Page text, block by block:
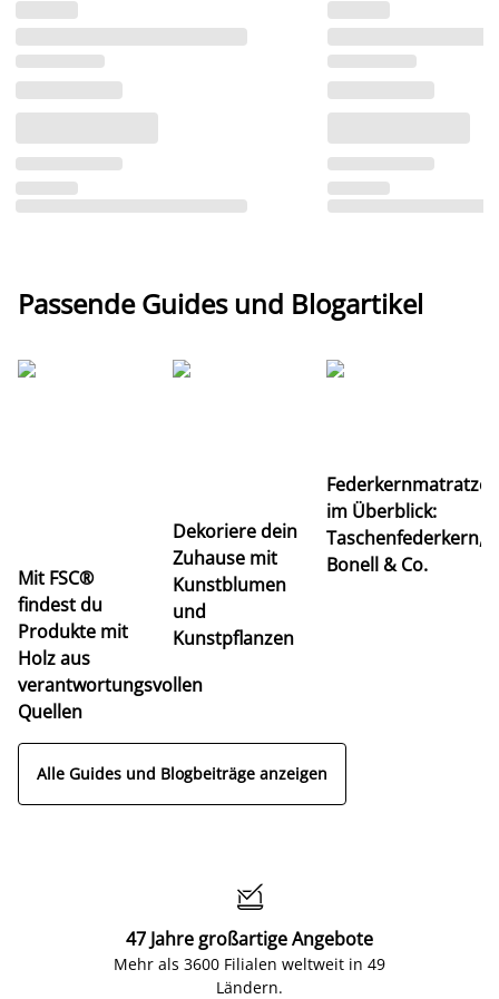
Passende Guides und Blogartikel
Mit FSC®
findest du
Produkte mit
Holz aus
verantwortungsvollen
Quellen
Dekoriere dein
Zuhause mit
Kunstblumen
und
Kunstpflanzen
im Überblick:
Taschenfederkern,
Bonell & Co.
Alle Guides und Blogbeiträge anzeigen

47 Jahre großartige Angebote
Mehr als 3600 Filialen weltweit in 49
Ländern.